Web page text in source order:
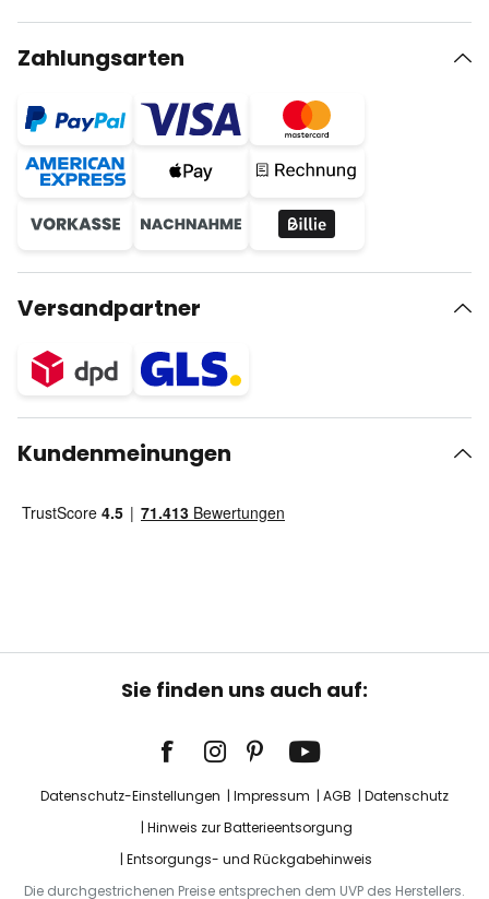
Zahlungsarten
Versandpartner
Kundenmeinungen
Sie finden uns auch auf:
Datenschutz-Einstellungen Impressum AGB
Datenschutz
Hinweis zur Batterieentsorgung
Entsorgungs- und Rückgabehinweis
Die durchgestrichenen Preise entsprechen dem UVP des Herstellers.